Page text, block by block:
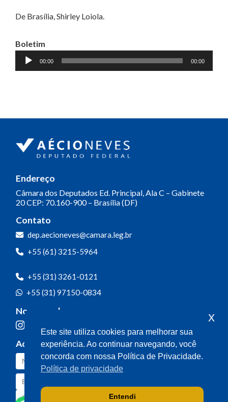
De Brasília, Shirley Loiola.
Boletim
Tocador
de
00:00 00:00
Endereço
Câmara dos Deputados Ed. Principal, Ala C – Gabinete
20CEP: 70.160-900 – Brasília (DF)
Contato
dep.aecioneves@camara.leg.br
+55 (61) 3215-5964
+55 (31) 3261-0121
+55 (31) 97150-0834
Nossas redes
Acompanhe o meu mandato
Este site utiliza cookies para melhorar sua
experiência. Ao continuar navegando, você
concorda com nossa Política de Privacidade.
Política de privacidade
Entendi
x